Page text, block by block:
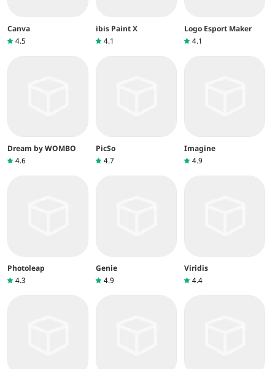
Canva
4.5
ibis Paint X
4.1
Logo Esport Maker
4.1
Dream by WOMBO
4.6
PicSo
4.7
Imagine
4.9
Photoleap
4.3
Genie
4.9
Viridis
4.4